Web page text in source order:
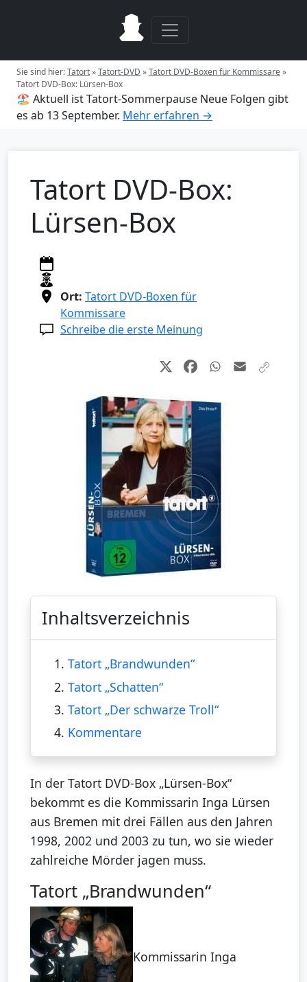
Sie sind hier:Tatort»Tatort-DVD »Tatort DVD-Boxen für Kommissare»
Tatort DVD-Box: Lürsen-Box
🏖️ Aktuell ist Tatort-Sommerpause Neue Folgen gibt
es ab 13 September. Mehr erfahren →
Tatort DVD-Box:
Lürsen-Box
Ort: Tatort DVD-Boxen für
Kommissare
Schreibe die erste Meinung
Inhaltsverzeichnis
1. Tatort „Brandwunden“
2. Tatort „Schatten“
3. Tatort „Der schwarze Troll“
4. Kommentare
In der Tatort DVD-Box „Lürsen-Box“
bekommt es die Kommissarin Inga Lürsen
aus Bremen mit drei Fällen aus den Jahren
1998, 2002 und 2003 zu tun, wo sie wieder
zahlreiche Mörder jagen muss.
Tatort „Brandwunden“
Kommissarin Inga